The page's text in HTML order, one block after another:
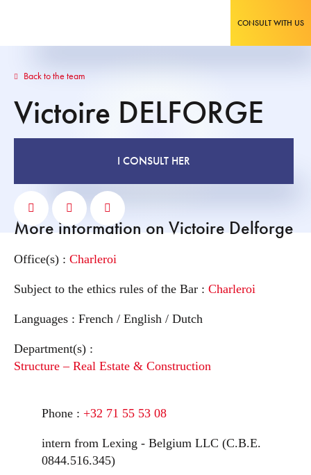
CONSULT WITH US
Back to the team
Victoire DELFORGE
I CONSULT HER
More information on Victoire Delforge
Office(s) : Charleroi
Subject to the ethics rules of the Bar : Charleroi
Languages : French / English / Dutch
Department(s) :
Structure – Real Estate & Construction
Phone : +32 71 55 53 08
intern from Lexing - Belgium LLC (C.B.E.
0844.516.345)